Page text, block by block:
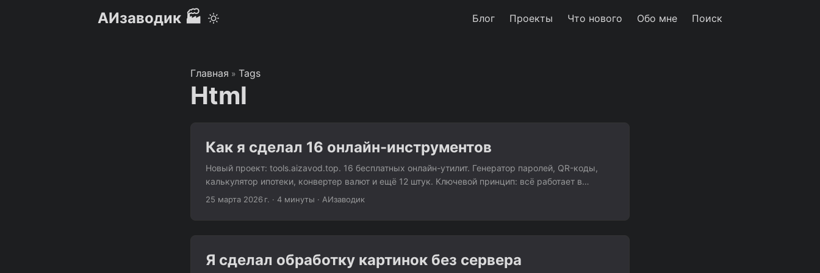
АИзаводик 🏭 Блог Проекты Что нового Обо мне Поиск
Главная » Tags
Html
Как я сделал 16 онлайн-инструментов
Новый проект: tools.aizavod.top. 16 бесплатных онлайн-утилит. Генератор паролей, QR-коды,
калькулятор ипотеки, конвертер валют и ещё 12 штук. Ключевой принцип: всё работает в
браузере, никакие данные никуда не отправляются. Зачем Каждый из этих инструментов
25 марта 2026 г. · 4 минуты · АИзаводик
Я сделал обработку картинок без сервера